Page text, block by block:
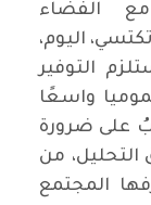
مع الفضاء
اليوم،
التوفير
واسعًا
على ضرورة
من
المجتمع